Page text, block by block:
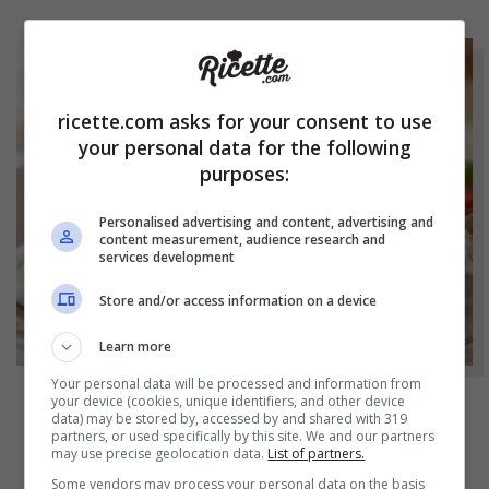
NOTIZIE
Hamburger di prosciutto cotto fatti in casa:
ricette.com asks for your consent to use
your personal data for the following
purposes:
Personalised advertising and content, advertising and
content measurement, audience research and
services development
Store and/or access information on a device
Learn more
Your personal data will be processed and information from
your device (cookies, unique identifiers, and other device
data) may be stored by, accessed by and shared with 319
partners, or used specifically by this site. We and our partners
may use precise geolocation data. List of partners.
Some vendors may process your personal data on the basis